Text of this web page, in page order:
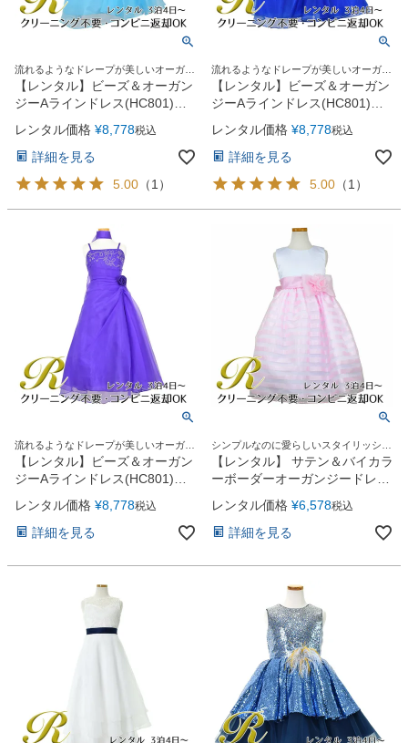
流れるようなドレープが美しいオーガン
ジーロングドレス
【レンタル】ビーズ＆オーガン
ジーAラインドレス(HC801)タ
レンタル価格 ¥8,778税込
詳細を見る
5.00 （1 ）
流れるようなドレープが美しいオーガン
ジーロングドレス
【レンタル】ビーズ＆オーガン
ジーAラインドレス(HC801)ロ
イヤルブルー
レンタル価格 ¥8,778税込
詳細を見る
5.00 （1 ）
流れるようなドレープが美しいオーガン
ジーロングドレス
【レンタル】ビーズ＆オーガン
ジーAラインドレス(HC801)パ
レンタル価格 ¥8,778税込
詳細を見る
シンプルなのに愛らしいスタイリッシュ
なハイセンス子供ドレス
【レンタル】 サテン＆バイカラ
ーボーダーオーガンジードレス
(CK981)ピンク
レンタル価格 ¥6,578税込
詳細を見る